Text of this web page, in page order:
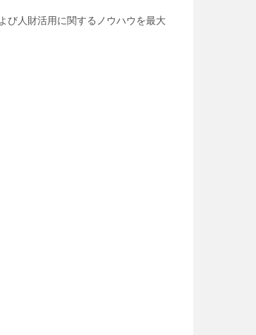
び人財活用に関するノウハウを最大